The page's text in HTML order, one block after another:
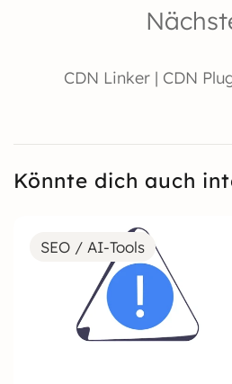
CDN Linker | CDN
Könnte dich auch
SEO / AI-Tools